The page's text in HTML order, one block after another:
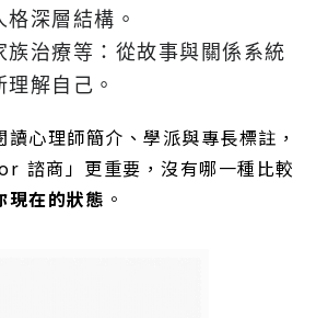
深層結構。
族治療等：從故事與關係系統
解自己。
心理師簡介、學派與專長標註，
諮商」更重要，沒有哪一種比較
現在的狀態 。